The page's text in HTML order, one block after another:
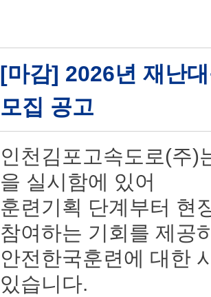
[마감] 2026년 재난
모집 공고
인천김포고속도로(주)
을 실시함에 있어
훈련기획 단계부터 현
참여하는 기회를 제공
안전한국훈련에 대한
있습니다.